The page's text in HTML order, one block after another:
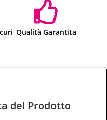
Qualità Garantita
del Prodotto